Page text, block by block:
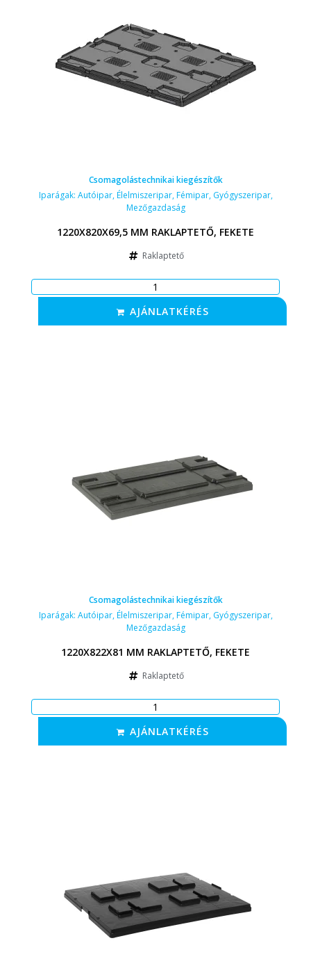
Csomagolástechnikai kiegészítők
Iparágak: Autóipar,Élelmiszeripar,Fémipar, Gyógyszeripar,
Mezőgazdaság
1220X820X69,5 MM RAKLAPTETŐ, FEKETE
Raklaptető
AJÁNLATKÉRÉS
Csomagolástechnikai kiegészítők
Iparágak: Autóipar,Élelmiszeripar,Fémipar, Gyógyszeripar,
Mezőgazdaság
1220X822X81 MM RAKLAPTETŐ, FEKETE
Raklaptető
AJÁNLATKÉRÉS